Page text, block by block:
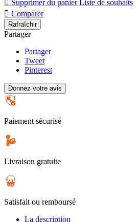
 Supprimer du panier Liste de souhaits
 Comparer
Partager
Partager
Tweet
Pinterest
Donnez votre avis
Paiement sécurisé
Livraison gratuite
Satisfait ou remboursé
La description